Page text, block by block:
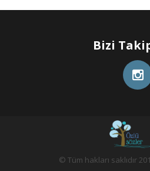
Bizi
© Tüm hakları saklıdır